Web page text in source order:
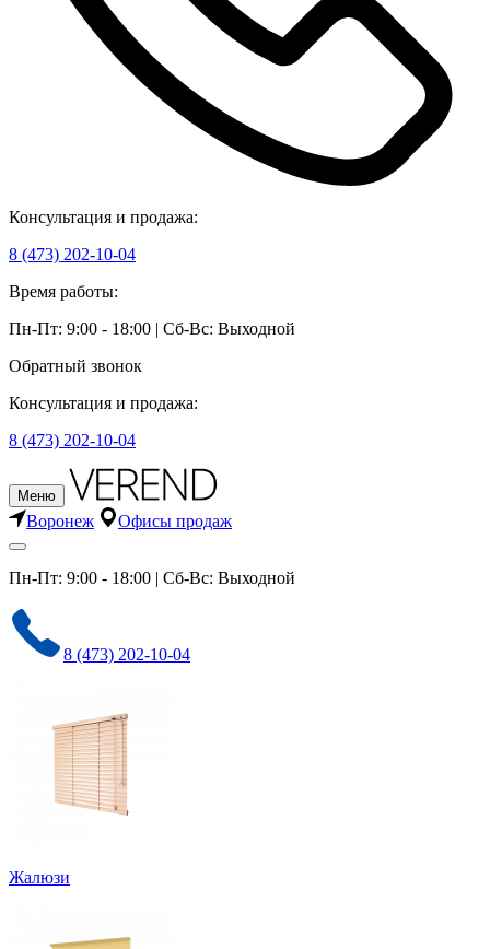
Консультация и продажа:
8 (473) 202-10-04
Время работы:
Пн-Пт: 9:00 - 18:00 | Сб-Вс: Выходной
Обратный звонок
Консультация и продажа:
8 (473) 202-10-04
Меню
Воронеж Офисы продаж
Пн-Пт: 9:00 - 18:00 | Сб-Вс: Выходной
8 (473) 202-10-04
Жалюзи